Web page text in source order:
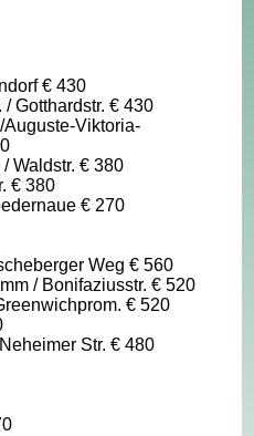
€ 430
Gotthardstr. € 430
Auguste-Viktoria-
Waldstr. € 380
€ 380
€ 270
Weg € 560
/ Bonifaziusstr. € 520
€ 520
Str. € 480